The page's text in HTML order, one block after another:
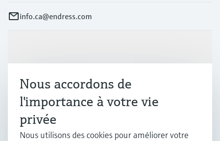
info.ca@endress.com
Industries
Support
Nous accordons de
l'importance à votre vie
privée
Nous utilisons des cookies pour améliorer votre